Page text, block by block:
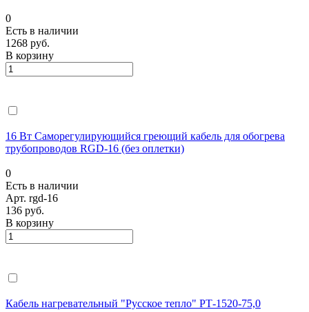
0
Есть в наличии
1268 руб.
В корзину
16 Вт Саморегулирующийся греющий кабель для обогрева
трубопроводов RGD-16 (без оплетки)
0
Есть в наличии
Арт. rgd-16
136 руб.
В корзину
Кабель нагревательный "Русское тепло" РТ-1520-75,0